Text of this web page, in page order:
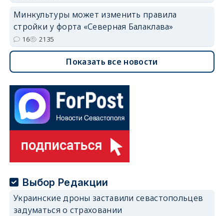
Минкультуры может изменить правила
стройки у форта «Северная Балаклава»
16 2135
Показать все новости
Выбор Редакции
Украинские дроны заставили севастопольцев
задуматься о страховании